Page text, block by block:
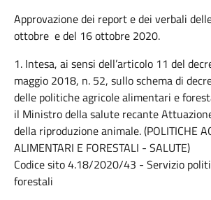
Approvazione dei report e dei verbali
ottobre e del 16 ottobre 2020.
1. Intesa, ai sensi dell’articolo 11 del
maggio 2018, n. 52, sullo schema di
delle politiche agricole alimentari e
il Ministro della salute recante
della riproduzione animale. (POLITICHE
ALIMENTARI E FORESTALI - SALUTE)
Codice sito 4.18/2020/43 - Servizio
forestali